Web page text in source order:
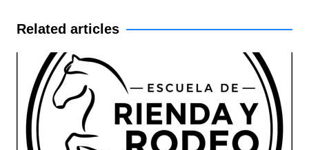
entradas
Related articles